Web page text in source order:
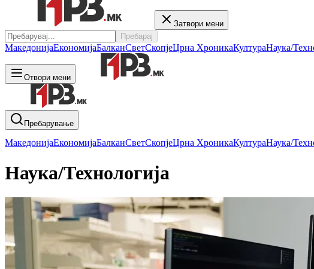
Затвори мени
Пребарај
МакедонијаЕкономијаБалканСветСкопјеЦрна ХроникаКултураНаука/
Отвори мени
Пребарување
МакедонијаЕкономијаБалканСветСкопјеЦрна ХроникаКултураНаука/
Наука/Технологија